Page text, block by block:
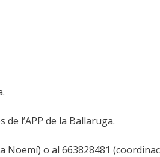
l’APP de la Ballaruga.
o al 663828481